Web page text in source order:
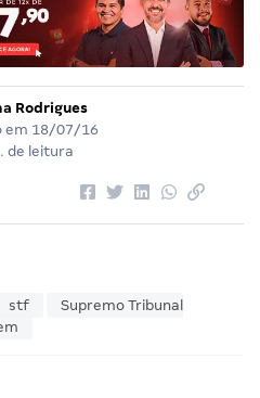
Rodrigues
em 18/07/16
de leitura
stf
Supremo Tribunal